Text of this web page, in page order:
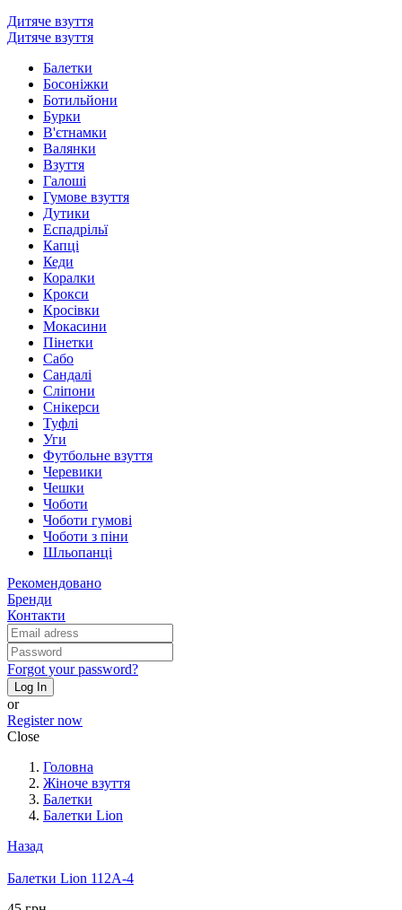
Дитяче взуття
Дитяче взуття
Балетки
Босоніжки
Ботильйони
Бурки
В'єтнамки
Валянки
Взуття
Галоші
Гумове взуття
Дутики
Еспадрільї
Капці
Кеди
Коралки
Крокси
Кросівки
Мокасини
Пінетки
Сабо
Сандалі
Сліпони
Снікерси
Туфлі
Уги
Футбольне взуття
Черевики
Чешки
Чоботи
Чоботи гумові
Чоботи з піни
Шльопанці
Рекомендовано
Бренди
Контакти
Forgot your password?
Log In
or
Register now
Close
Головна
Жіноче взуття
Балетки
Балетки Lion
Назад
Балетки Lion 112A-4